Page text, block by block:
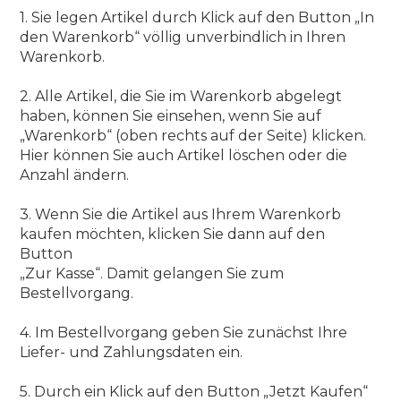
1. Sie legen Artikel durch Klick auf den Button „In
den Warenkorb“ völlig unverbindlich in Ihren
Warenkorb.
2. Alle Artikel, die Sie im Warenkorb abgelegt
haben, können Sie einsehen, wenn Sie auf
„Warenkorb“ (oben rechts auf der Seite) klicken.
Hier können Sie auch Artikel löschen oder die
Anzahl ändern.
3. Wenn Sie die Artikel aus Ihrem Warenkorb
kaufen möchten, klicken Sie dann auf den
Button
„Zur Kasse“. Damit gelangen Sie zum
Bestellvorgang.
4. Im Bestellvorgang geben Sie zunächst Ihre
Liefer- und Zahlungsdaten ein.
5. Durch ein Klick auf den Button „Jetzt Kaufen“